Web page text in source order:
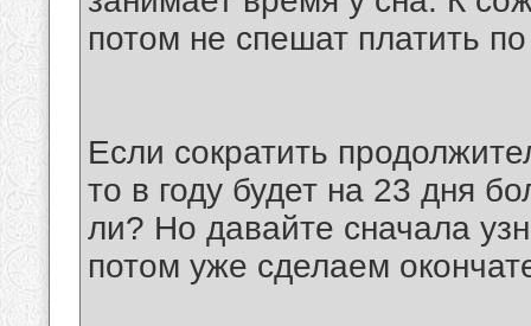
потом не спешат платить
Если сократить
то в году будет на 23 дня
ли? Но давайте сначала
потом уже сделаем